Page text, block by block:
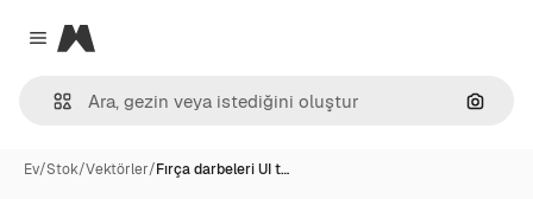
Close menu
Magnific
Ev/Stok/Vektörler/Fırça darbeleri UI t…